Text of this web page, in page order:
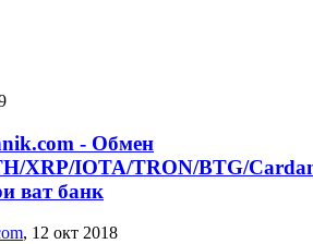
- Обмен
XRP/IOTA/TRON/BTG/
ват банк
, 12 окт 2018